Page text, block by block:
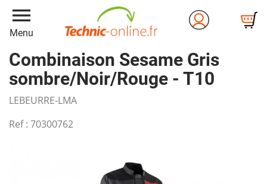
menu
Menu
Combinaison Sesame Gris
sombre/Noir/Rouge - T10
LEBEURRE-LMA
Ref : 70300762